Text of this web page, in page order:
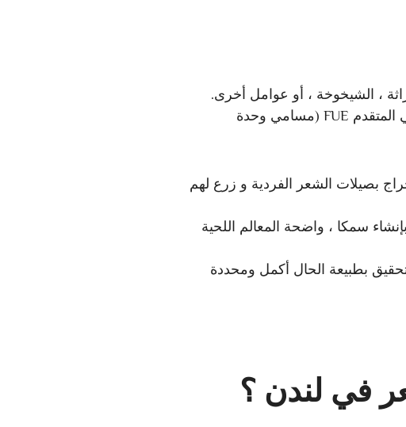
، الشيخوخة ، أو عوامل أخرى.
هذه العلاجات مفيدة لأنها توفر الطبيعية, نتائج دائمة مع تحسين المظهر واحترام الذات. في عيادتنا نحن المتخصصة في المتقدم FUE (مسامي وحدة
بصيلات الشعر الفردية و زرع لهم
سمكا ، واضحة المعالم اللحية
بطبيعة الحال أكمل ومحددة